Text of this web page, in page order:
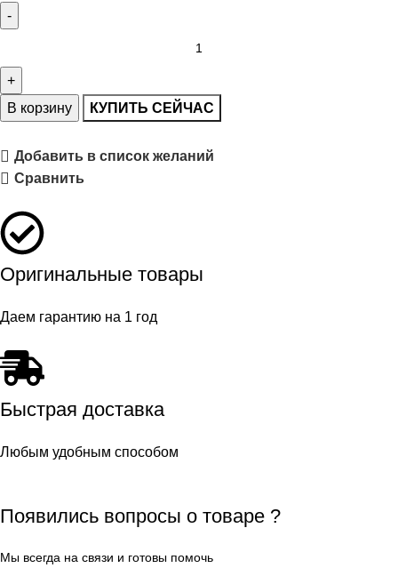
В корзину КУПИТЬ СЕЙЧАС
Добавить в список желаний
Сравнить
Оригинальные товары
Даем гарантию на 1 год
Быстрая доставка
Любым удобным способом
Появились вопросы о товаре ?
Мы всегда на связи и готовы помочь